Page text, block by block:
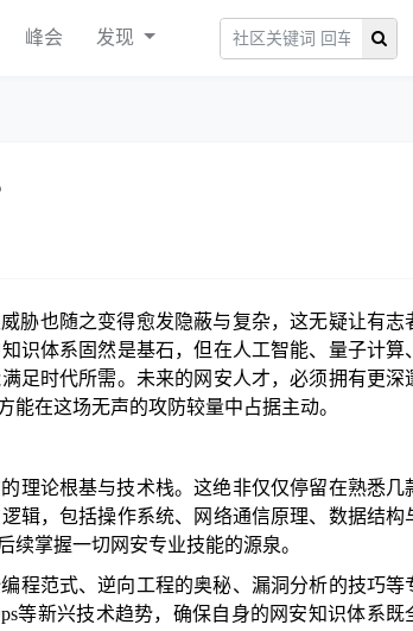
峰会 发现
胁也随之变得愈发隐蔽与复杂，这无疑让有志
识体系固然是基石，但在人工智能、量子计算
足时代所需。未来的网安人才，必须拥有更深
在这场无声的攻防较量中占据主动。
理论根基与技术栈。这绝非仅仅停留在熟悉几
辑，包括操作系统、网络通信原理、数据结构
掌握一切网安专业技能的源泉。
程范式、逆向工程的奥秘、漏洞分析的技巧等
等新兴技术趋势，确保自身的网安知识体系既